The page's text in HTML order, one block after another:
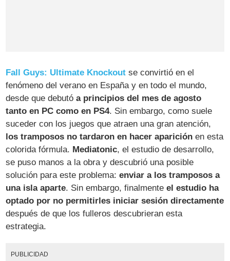
Fall Guys: Ultimate Knockout se convirtió en el
fenómeno del verano en España y en todo el mundo,
desde que debutóa principios del mes de agosto
tanto en PC como en PS4. Sin embargo, como suele
suceder con los juegos que atraen una gran atención,
los tramposos no tardaron en hacer aparición en esta
colorida fórmula. Mediatonic, el estudio de desarrollo,
se puso manos a la obra y descubrió una posible
solución para este problema:enviar a los tramposos a
una isla aparte. Sin embargo, finalmenteel estudio ha
optado por no permitirles iniciar sesión directamente
después de que los fulleros descubrieran esta
estrategia.
PUBLICIDAD